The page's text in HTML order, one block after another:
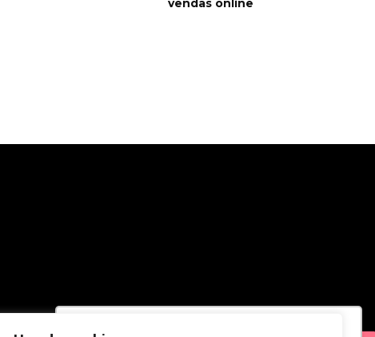
vendas online